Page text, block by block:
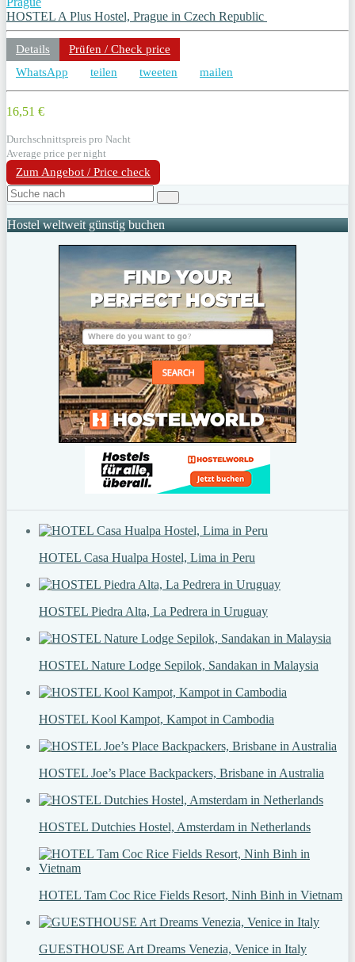
HOSTEL A Plus Hostel, Prague in Czech Republic
Details
Prüfen / Check price
WhatsApp
teilen tweeten mailen
16,51 €
Durchschnittspreis pro Nacht
Average price per night
Zum Angebot / Price check
Hostel weltweit günstig buchen
HOTEL Casa Hualpa Hostel, Lima in Peru
HOSTEL Piedra Alta, La Pedrera in Uruguay
HOSTEL Nature Lodge Sepilok, Sandakan in Malaysia
HOSTEL Kool Kampot, Kampot in Cambodia
HOSTEL Joe’s Place Backpackers, Brisbane in Australia
HOSTEL Dutchies Hostel, Amsterdam in Netherlands
HOTEL Tam Coc Rice Fields Resort, Ninh Binh in Vietnam
GUESTHOUSE Art Dreams Venezia, Venice in Italy